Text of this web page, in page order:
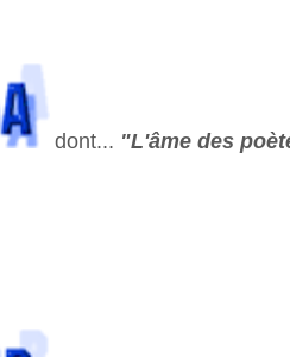
dont... "L'âme des